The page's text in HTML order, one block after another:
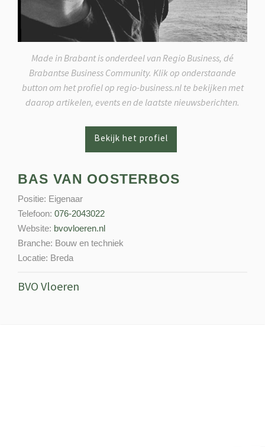
Made in Brabant is onderdeel van Regio Business, dé
Brabantse Business Community. Klik op onderstaande
button om het profiel op regio-business.nl te bekijken met
daarop artikelen, events en de laatste nieuwsberichten.
BAS VAN OOSTERBOS
Positie: Eigenaar
Telefoon: 076-2043022
Website: bvovloeren.nl
Branche: Bouw en techniek
Locatie: Breda
BVO Vloeren